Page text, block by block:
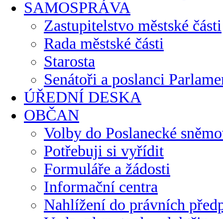
SAMOSPRÁVA
Zastupitelstvo městské části
Rada městské části
Starosta
Senátoři a poslanci
ÚŘEDNÍ DESKA
OBČAN
Volby do Poslanecké
Potřebuji si vyřídit
Formuláře a žádosti
Informační centra
Nahlížení do právních